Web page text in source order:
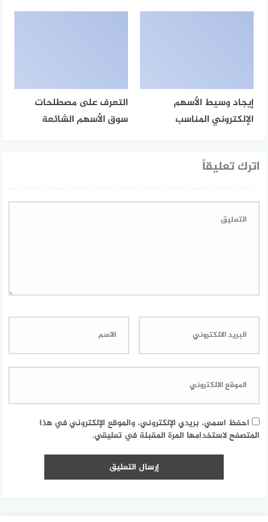
إيجاد وسيط الأسهم
الإلكتروني المناسب
التعرف على مصطلحات
سوق الأسهم الشائعة
اترك تعليقاً
احفظ اسمي، بريدي الإلكتروني، والموقع الإلكتروني في هذا
المتصفح لاستخدامها المرة المقبلة في تعليقي.